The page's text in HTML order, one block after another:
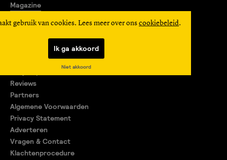
Wedstrijd
Editio Producties
gebruik van cookies. Lees meer over ons cookiebeleid.
Ik ga akkoord
Niet akkoord
Magazine
Reviews
Partners
Algemene Voorwaarden
Privacy Statement
Adverteren
Vragen & Contact
Klachtenprocedure